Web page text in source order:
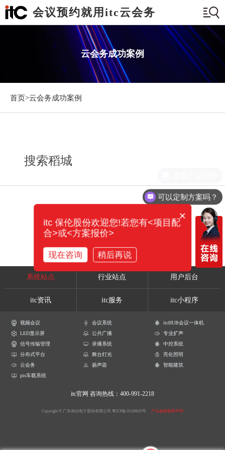
会议预约就用itc云会务
云会务成功案例
首页>云会务成功案例
搜索稻城
系统站点 行业站点 用户后台
itc资讯 itc服务 itc小程序
视频会议 会议系统
itcHUB会议一体机
LED显示屏
公共广播
专业扩声
信号传输管理
录播系统
中控系统
分布式平台
舞台灯光
亮化照明
云会务
扬声器
智能建筑
pis车载系统
itc官网 咨询热线：400-991-2218
Copyright © 广东保伦电子股份有限公司 粤ICP备16106620号 产品参数解释声明
可以定制方案吗？
×
itc 保伦股份欢迎您!若您有<项目配
合>或<方案报价>
现在咨询 稍后再说